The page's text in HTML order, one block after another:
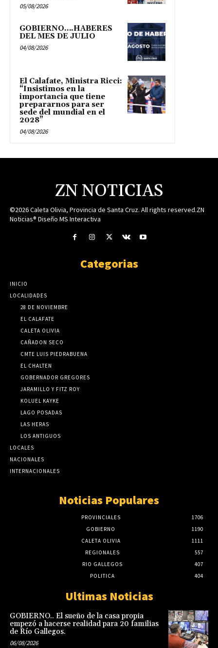
05/08/2026
GOBIERNO….HABERES
DEL MES DE JULIO
04/08/2026
El Calafate, Ministra Ricci:
“Insistimos en la
importancia que tiene
prepararnos para ser
sede del mundial en el
2028”
04/08/2026
ZN NOTICIAS
©2026 Caleta Olivia, Provincia de Santa Cruz. All rights reserved.ZN
Noticias® Diseño MS Interactiva
Categorias
INICIO
LOCALIDADES
28 DE NOVIEMBRE
EL CALAFATE
CALETA OLIVIA
CAÑADON SECO
CMTE LUIS PIEDRABUENA
EL CHALTEN
GOBERNADOR GREGORES
JARAMILLO Y FITZ ROY
KOLUEL KAYKE
LAGO POSADAS
LAS HERAS
LOS ANTIGUOS
LOCALES
NACIONALES
INTERNACIONALES
Noticias Populares
PROVINCIALES
1706
GOBIERNO
1190
CALETA OLIVIA
1111
REGIONALES
557
RIO GALLEGOS
407
POLITICA
404
Ultimas Noticias
GOBIERNO.. El sueño de la casa propia
empezó a hacerse realidad para 20 familias
de Río Gallegos.
06/08/2026